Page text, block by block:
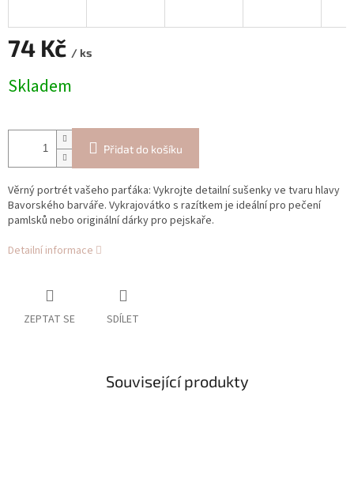
74 Kč / ks
cena:
Skladem
Přidat do košíku
Věrný portrét vašeho parťáka: Vykrojte detailní sušenky ve tvaru hlavy
Bavorského barváře. Vykrajovátko s razítkem je ideální pro pečení
pamlsků nebo originální dárky pro pejskaře.
Detailní informace
ZEPTAT SE SDÍLET
Související produkty